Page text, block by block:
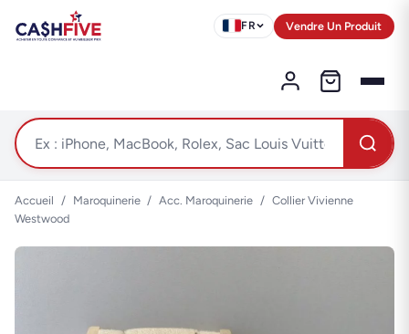
FR Vendre Un Produit
Accueil / Maroquinerie / Acc. Maroquinerie / Collier Vivienne
Westwood